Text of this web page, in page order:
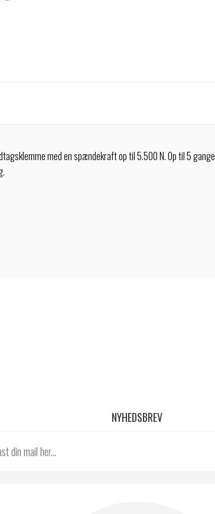
med en spændekraft op til 5.500 N. Op til 5
NYHEDSBREV